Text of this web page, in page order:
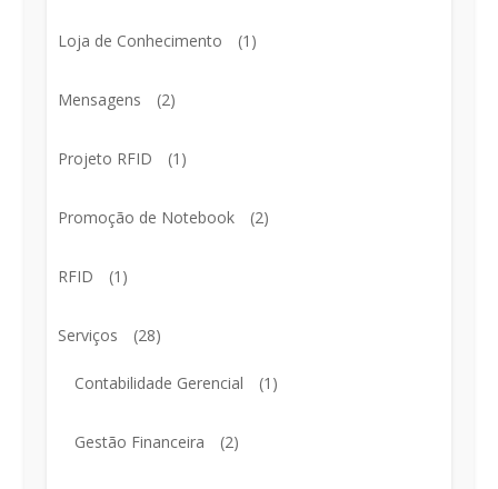
Loja de Conhecimento (1)
Mensagens (2)
Projeto RFID (1)
Promoção de Notebook (2)
RFID (1)
Serviços (28)
Contabilidade Gerencial (1)
Gestão Financeira (2)